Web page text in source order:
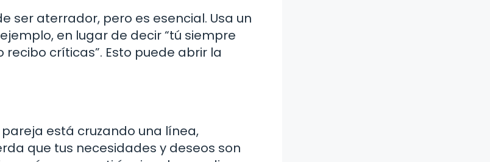
ser aterrador, pero es esencial. Usa un
en lugar de decir “tú siempre
críticas”. Esto puede abrir la
está cruzando una línea,
que tus necesidades y deseos son